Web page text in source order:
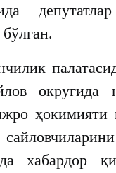
депутатлар
округида
ҳокимияти
хабардор